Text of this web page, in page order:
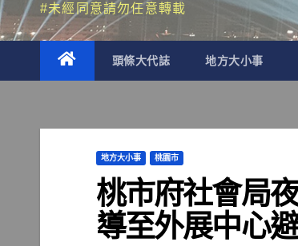
#未經同意請勿任意轉載
頭條大代誌 地方大小事
地方大小事 桃園市
桃市府社會局
導至外展中心